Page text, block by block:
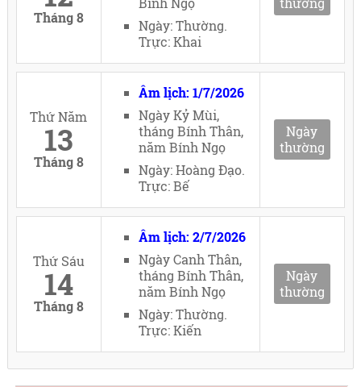
Tháng 8
Ngày: Thường.
Trực: Khai
Thứ Năm
13
Tháng 8
Âm lịch: 1/7/2026
Ngày Kỷ Mùi,
tháng Bính Thân,
năm Bính Ngọ
Ngày: Hoàng Đạo.
Trực: Bế
Ngày
thường
Thứ Sáu
14
Tháng 8
Âm lịch: 2/7/2026
Ngày Canh Thân,
tháng Bính Thân,
năm Bính Ngọ
Ngày: Thường.
Trực: Kiến
Ngày
thường